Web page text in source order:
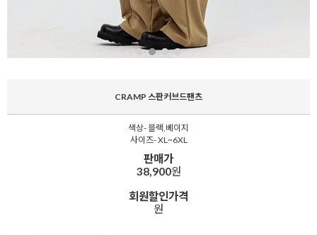
CRAMP 스판커브드팬츠
색상- 블랙,베이지
사이즈- XL~6XL
판매가
38,900원
회원할인가격
원